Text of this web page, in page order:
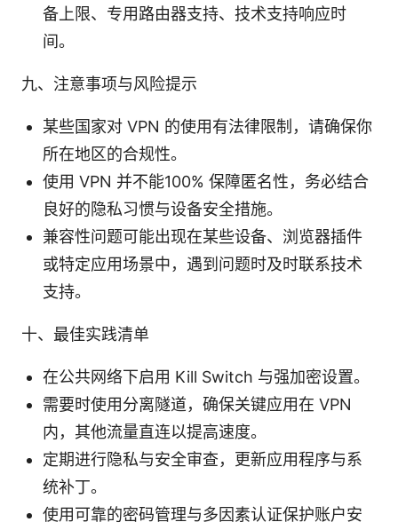
备上限、专用路由器支持、技术支持响应时
间。
九、注意事项与风险提示
某些国家对 VPN 的使用有法律限制，请确保你
所在地区的合规性。
使用 VPN 并不能100% 保障匿名性，务必结合
良好的隐私习惯与设备安全措施。
兼容性问题可能出现在某些设备、浏览器插件
或特定应用场景中，遇到问题时及时联系技术
支持。
十、最佳实践清单
在公共网络下启用 Kill Switch 与强加密设置。
需要时使用分离隧道，确保关键应用在 VPN
内，其他流量直连以提高速度。
定期进行隐私与安全审查，更新应用程序与系
统补丁。
使用可靠的密码管理与多因素认证保护账户安